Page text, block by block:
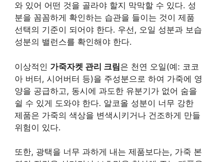
와 있어 어떤 것을 골라야 할지 막막할 수 있다. 성
분을 꼼꼼하게 확인하는 습관을 들이는 것이 제품
선택의 기준이 되어야 한다. 우선, 오일 성분과 보습
성분의 밸런스를 확인해야 한다.
이상적인 가죽자켓 관리 크림은 천연 오일(예: 코코
아 버터, 시어버터 등)을 주성분으로 하여 가죽에 영
양을 공급하고, 동시에 과도한 유분기가 없어 숨을
쉴 수 있게 도와야 한다. 알코올 성분이 너무 강한
제품은 가죽의 색상을 변색시키거나 건조하게 만들
위험이 있다.
또한, 광택을 너무 과하게 내는 제품보다는, 가죽 본